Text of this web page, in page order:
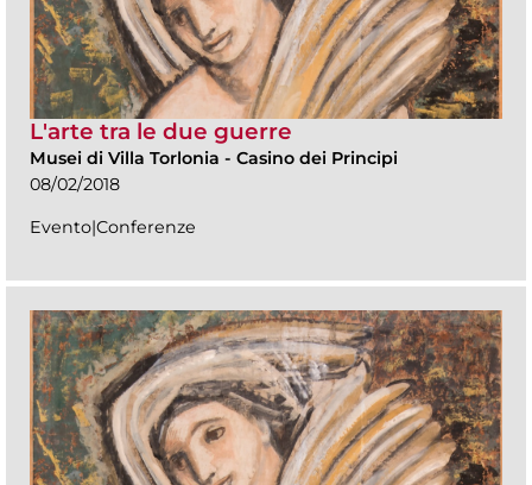
L'arte tra le due guerre
Musei di Villa Torlonia - Casino dei Principi
08/02/2018
Evento|Conferenze